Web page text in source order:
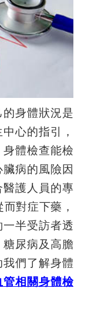
身體狀況是
心的指引，
體檢查能檢
病的風險因
護人員的專
對症下藥，
半受訪者透
尿病及高膽
們了解身體
相關身體檢